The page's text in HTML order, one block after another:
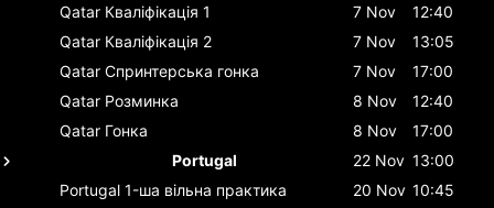
Qatar Кваліфікація 1 7 Nov
12:40
Qatar Кваліфікація 2 7 Nov
13:05
Qatar Спринтерська гонка 7 Nov
17:00
Qatar Розминка 8 Nov
12:40
Qatar Гонка 8 Nov
17:00
Portugal
22 Nov 13:00
Portugal 1-ша вільна практика 20 Nov 10:45